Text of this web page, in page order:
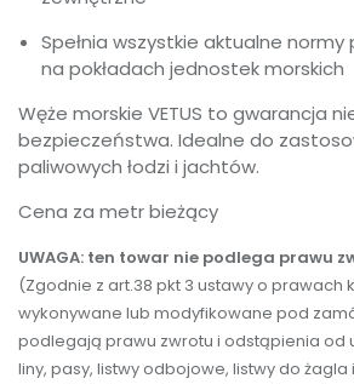
Spełnia wszystkie aktualne normy
na pokładach jednostek morskich
Węże morskie VETUS to gwarancja
bezpieczeństwa. Idealne do
paliwowych łodzi i jachtów.
Cena za metr bieżący
UWAGA: ten towar nie podlega prawu
(Zgodnie z art.38 pkt 3 ustawy o prawach
wykonywane lub modyfikowane pod
podlegają prawu zwrotu i odstąpienia od
liny, pasy, listwy odbojowe, listwy do żagla